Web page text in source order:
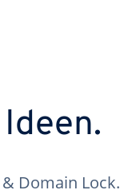
Domain Lock.